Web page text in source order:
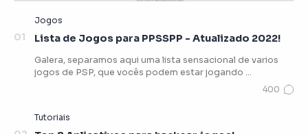
Lista de Jogos para PPSSPP - Atualizado 2022!
Galera, separamos aqui uma lista sensacional de varios
jogos de PSP, que vocês podem estar jogando …